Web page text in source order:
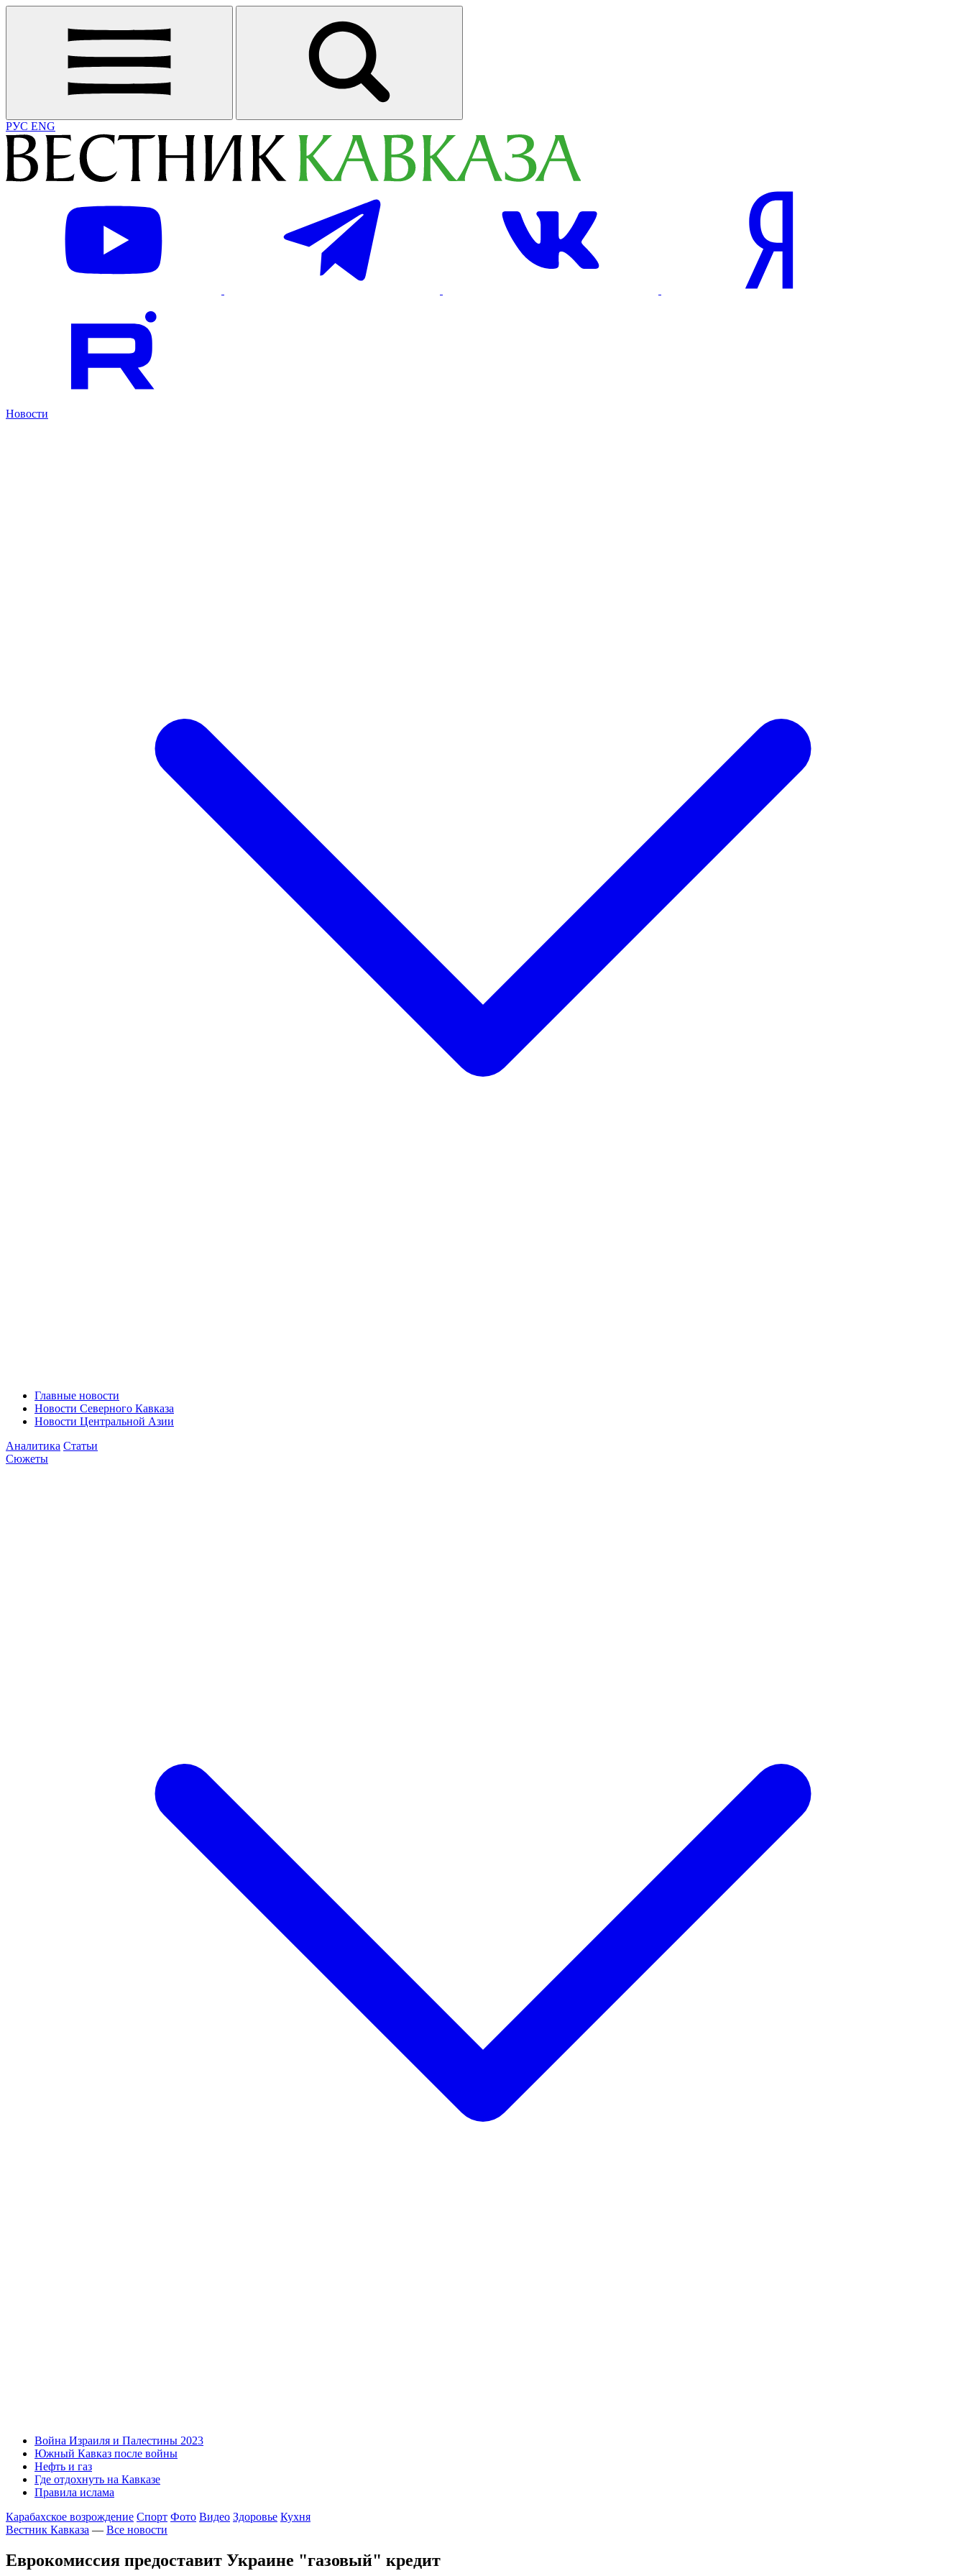
РУС ENG
Новости
Главные новости
Новости Северного Кавказа
Новости Центральной Азии
Аналитика Статьи
Сюжеты
Война Израиля и Палестины 2023
Южный Кавказ после войны
Нефть и газ
Где отдохнуть на Кавказе
Правила ислама
Карабахское возрождение Спорт Фото Видео Здоровье Кухня
Вестник Кавказа — Все новости
Еврокомиссия предоставит Украине "газовый" кредит